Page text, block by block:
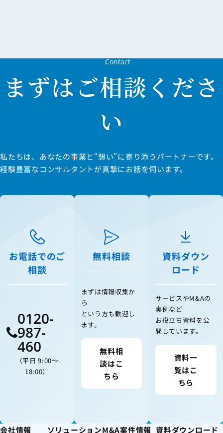
者が今
できる
Contact
まずはご相談くださ
い
私たちは、あなたの事業と“想い”に寄り添うパートナーです。
経験豊富なコンサルタントが真摯にお話を伺います。
お電話でのご
相談
0120-
987-
460
（平日 9:00〜
18:00）
無料相談
まずは情報収集か
ら
という方も歓迎し
ます。
無料相
談はこ
ちら
資料ダウン
ロード
サービスやM&Aの
実例など
お役立ち資料を公
開しています。
資料一
覧はこ
ちら
会社情報 ソリューションM&A案件情報 資料ダウンロード